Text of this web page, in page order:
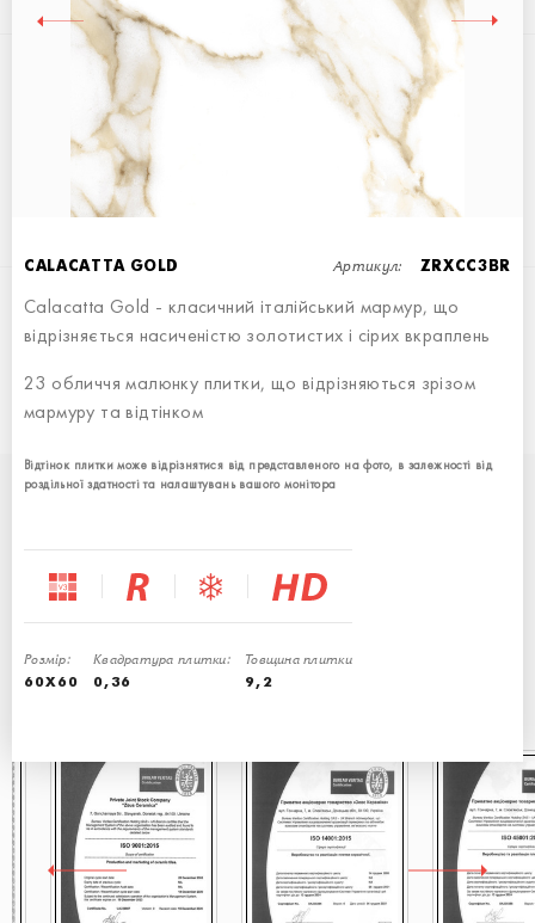
CALACATTA GOLD Артикул: ZRXCC3BR
Calacatta Gold - класичний італійський мармур, що
відрізняється насиченістю золотистих і сірих вкраплень
23 обличчя малюнку плитки, що відрізняються зрізом
мармуру та відтінком
Відтінок плитки може відрізнятися від представленого на фото, в залежності від
роздільної здатності та налаштувань вашого монітора
Розмір:
60X60
Квадратура плитки:
0,36
Товщина плитки
9,2
CALACATTA BLACK
60x60
60x60
СЕРТИФІКАТАМИ
міжнародних стандартах